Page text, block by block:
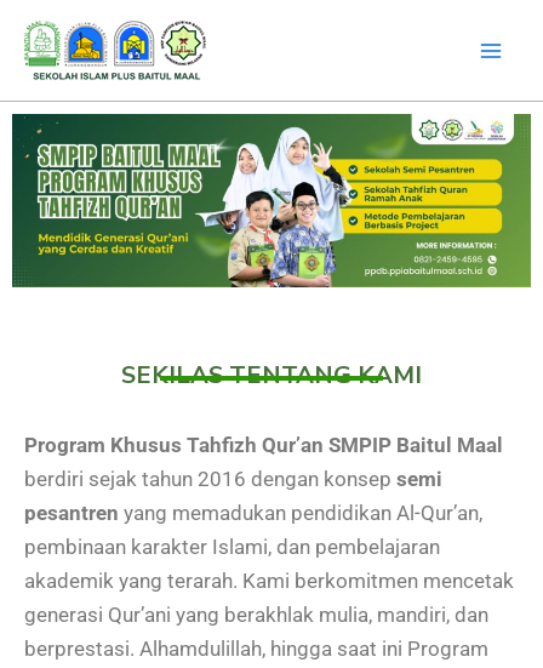
Lewati
konten
SEKILAS TENTANG KAMI
Program Khusus Tahfizh Qur’an SMPIP Baitul Maal
berdiri sejak tahun 2016 dengan konsep semi
pesantren yang memadukan pendidikan Al-Qur’an,
pembinaan karakter Islami, dan pembelajaran
akademik yang terarah. Kami berkomitmen mencetak
generasi Qur’ani yang berakhlak mulia, mandiri, dan
berprestasi. Alhamdulillah, hingga saat ini Program